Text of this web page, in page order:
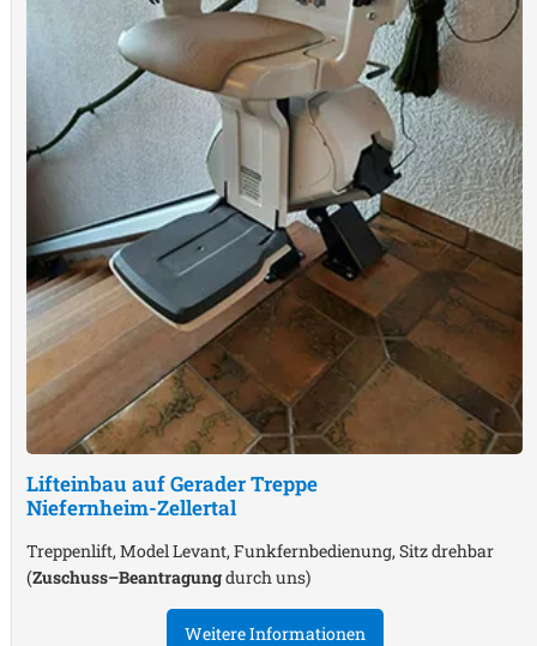
Lifteinbau auf Gerader Treppe
Niefernheim-Zellertal
Treppenlift, Model Levant, Funkfernbedienung, Sitz drehbar
(Zuschuss–Beantragungdurch uns)
Weitere Informationen